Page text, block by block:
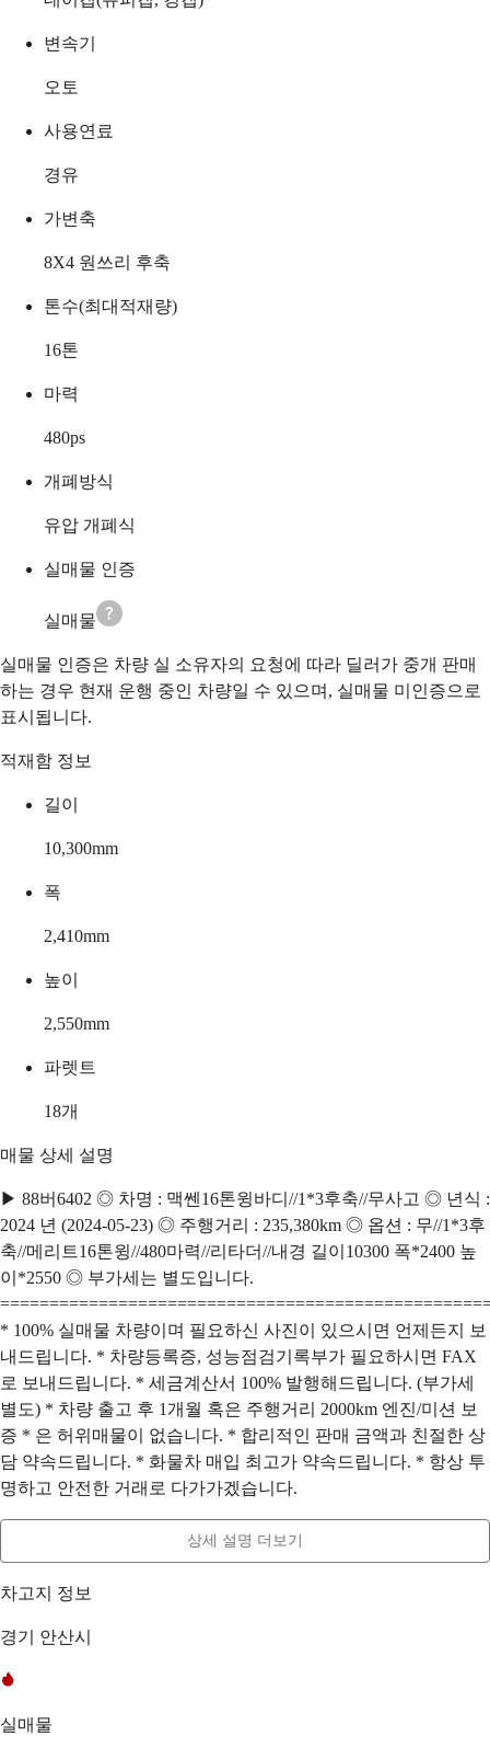
변속기
오토
사용연료
경유
가변축
8X4 원쓰리 후축
톤수(최대적재량)
16톤
마력
480ps
개폐방식
유압 개폐식
실매물 인증
실매물
실매물 인증은 차량 실 소유자의 요청에 따라 딜러가 중개 판매
하는 경우 현재 운행 중인 차량일 수 있으며, 실매물 미인증으로
표시됩니다.
적재함 정보
길이
10,300mm
폭
2,410mm
높이
2,550mm
파렛트
18개
매물 상세 설명
▶ 88버6402 ◎ 차명 : 맥쎈16톤윙바디//1*3후축//무사고 ◎ 년식 :
2024 년 (2024-05-23) ◎ 주행거리 : 235,380km ◎ 옵션 : 무//1*3후
축//메리트16톤윙//480마력//리타더//내경 길이10300 폭*2400 높
이*2550 ◎ 부가세는 별도입니다.
* 100% 실매물 차량이며 필요하신 사진이 있으시면 언제든지 보
내드립니다. * 차량등록증, 성능점검기록부가 필요하시면 FAX
로 보내드립니다. * 세금계산서 100% 발행해드립니다. (부가세
별도) * 차량 출고 후 1개월 혹은 주행거리 2000km 엔진/미션 보
증 * 은 허위매물이 없습니다. * 합리적인 판매 금액과 친절한 상
담 약속드립니다. * 화물차 매입 최고가 약속드립니다. * 항상 투
명하고 안전한 거래로 다가가겠습니다.
상세 설명 더보기
차고지 정보
경기 안산시
실매물